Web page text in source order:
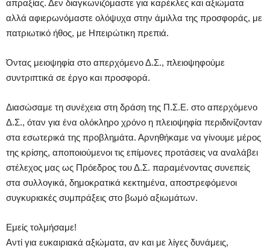
απραξίας. Δεν διαγκωνιζόμαστε για καρέκλες και αξιώματα
αλλά αφιερωνόμαστε ολόψυχα στην άμιλλα της προσφοράς, με
πατριωτικό ήθος, με Ηπειρώτικη πρεπιά.
Όντας μειοψηφία στο απερχόμενο Δ.Σ., πλειοψηφούμε
συντριπτικά σε έργο και προσφορά.
Διασώσαμε τη συνέχεια στη δράση της Π.Σ.Ε. στο απερχόμενο
Δ.Σ., όταν για ένα ολόκληρο χρόνο η πλειοψηφία περιδινίζονταν
στα εσωτερικά της προβλημάτα. Αρνηθήκαμε να γίνουμε μέρος
της κρίσης, αποποιούμενοι τις επίμονες προτάσεις να αναλάβει
στέλεχος μας ως Πρόεδρος του Δ.Σ. παραμένοντας συνεπείς
στα συλλογικά, δημοκρατικά κεκτημένα, αποστρεφόμενοι
συγκυριακές συμπράξεις στο βωμό αξιωμάτων.
Εμείς τολμήσαμε!
Αντί για ευκαιριακά αξιώματα, αν και με λίγες δυνάμεις,